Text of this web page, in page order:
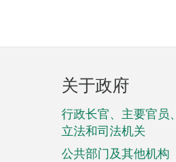
页
脚
菜
单
关于政府
行政长官、主要官员、
立法和司法机关
公共部门及其他机构